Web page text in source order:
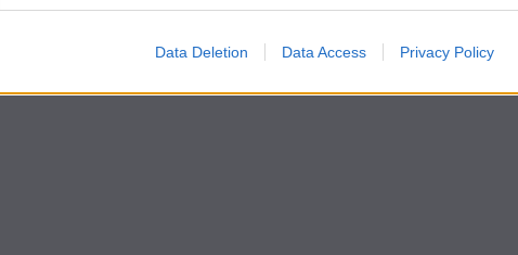
Data Deletion Data Access Privacy Policy